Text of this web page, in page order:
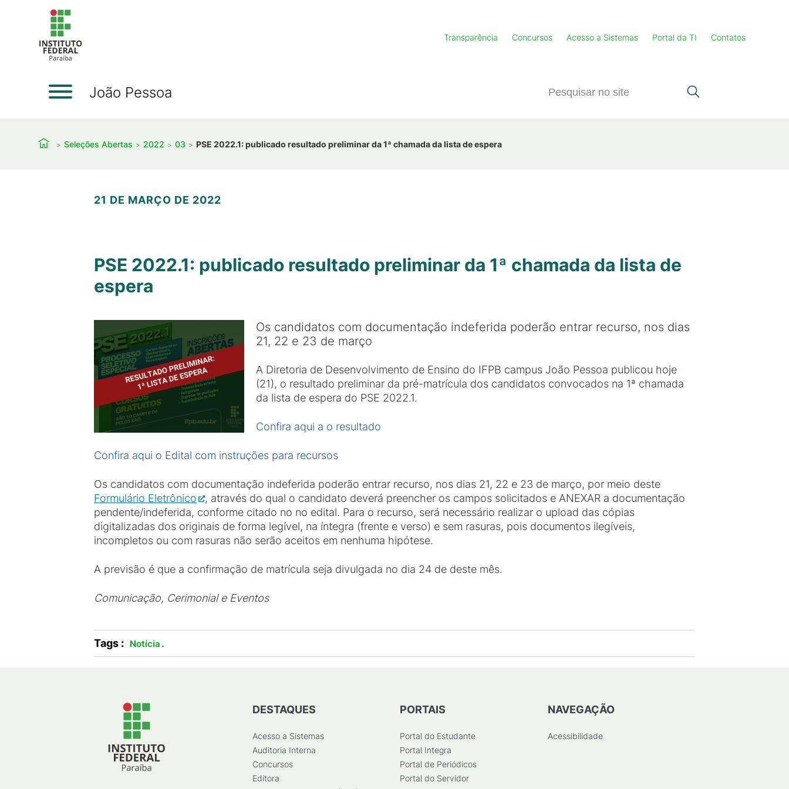
Transparência Concursos Acesso a Sistemas Portal da TI Contatos
João Pessoa
Seleções Abertas 2022 03 PSE 2022.1: publicado resultado preliminar da 1ª chamada da lista de espera
21 DE MARÇO DE 2022
PSE 2022.1: publicado resultado preliminar da 1ª chamada da lista de
espera
Os candidatos com documentação indeferida poderão entrar recurso, nos dias
21, 22 e 23 de março
A Diretoria de Desenvolvimento de Ensino do IFPB campus João Pessoa publicou hoje
(21), o resultado preliminar da pré-matrícula dos candidatos convocados na 1ª chamada
da lista de espera do PSE 2022.1.
Confira aqui a o resultado
Confira aqui o Edital com instruções para recursos
Os candidatos com documentação indeferida poderão entrar recurso, nos dias 21, 22 e 23 de março, por meio deste
Formulário Eletrônico
, através do qual o candidato deverá preencher os campos solicitados e ANEXAR a documentação
pendente/indeferida, conforme citado no no edital. Para o recurso, será necessário realizar o upload das cópias
digitalizadas dos originais de forma legível, na íntegra (frente e verso) e sem rasuras, pois documentos ilegíveis,
incompletos ou com rasuras não serão aceitos em nenhuma hipótese.
A previsão é que a confirmação de matrícula seja divulgada no dia 24 de deste mês.
Comunicação, Cerimonial e Eventos
Tags : Notícia .
DESTAQUES
Acesso a Sistemas
Auditoria Interna
Concursos
Editora
PORTAIS
Portal do Estudante
Portal Integra
Portal de Periódicos
Portal do Servidor
NAVEGAÇÃO
Acessibilidade